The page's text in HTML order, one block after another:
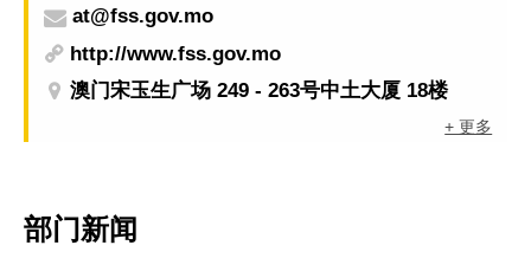
at@fss.gov.mo
http://www.fss.gov.mo
澳门宋玉生广场 249 - 263号中土大厦 18楼
+ 更多
部门新闻